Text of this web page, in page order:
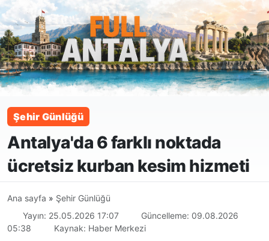
Şehir Günlüğü
Antalya'da 6 farklı noktada
ücretsiz kurban kesim hizmeti
Ana sayfa » Şehir Günlüğü
Yayın: 25.05.2026 17:07
Güncelleme: 09.08.2026
05:38
Kaynak: Haber Merkezi